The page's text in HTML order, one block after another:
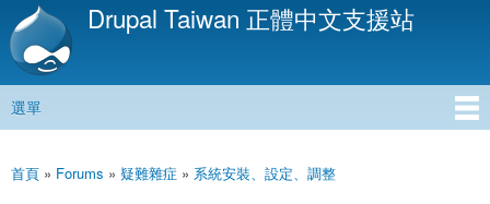
移
內
Drupal Taiwan 正體中文支援站
主選單
選單
您在這裡
首頁 » Forums » 疑難雜症 » 系統安裝、設定、調整